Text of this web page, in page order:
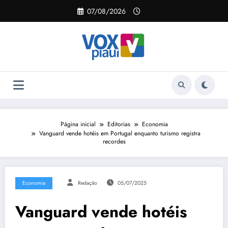
o
07/08/2026
Página inicial Editorias
Economia
Vanguard vende hotéis em Portugal enquanto turismo registra
recordes
Economia Redação 05/07/2025
Vanguard vende hotéis